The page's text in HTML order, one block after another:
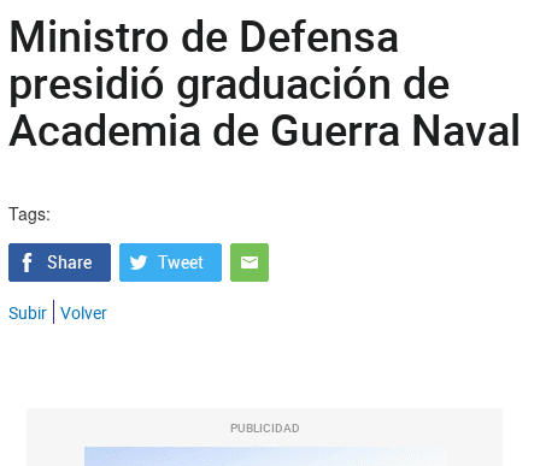
Ministro de Defensa
presidió graduación de
Academia de Guerra Naval
Tags:
Subir Volver
PUBLICIDAD